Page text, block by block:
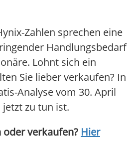
Zahlen sprechen eine
Handlungsbedarf
Lohnt sich ein
Sie lieber verkaufen? In
Analyse vom 30. April
zu tun ist.
oder verkaufen? Hier